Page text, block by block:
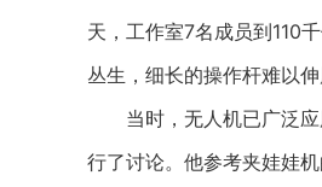
天，工作室7名成员到110
丛生，细长的操作杆难以
当时，无人机已广泛应
行了讨论。他参考夹娃娃